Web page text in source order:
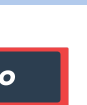
dans courriel)